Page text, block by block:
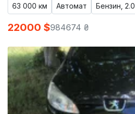
63 000 км Автомат Бензин, 2.0
22000 $984674 ₴